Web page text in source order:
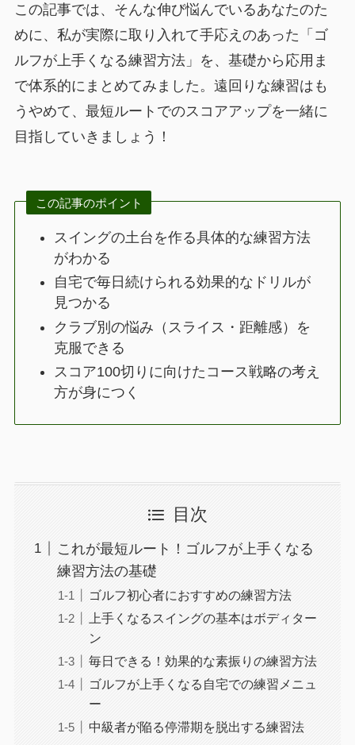
この記事では、そんな伸び悩んでいるあなたのた
めに、私が実際に取り入れて手応えのあった「ゴ
ルフが上手くなる練習方法」を、基礎から応用ま
で体系的にまとめてみました。遠回りな練習はも
うやめて、最短ルートでのスコアアップを一緒に
目指していきましょう！
この記事のポイント
スイングの土台を作る具体的な練習方法
がわかる
自宅で毎日続けられる効果的なドリルが
見つかる
クラブ別の悩み（スライス・距離感）を
克服できる
スコア100切りに向けたコース戦略の考え
方が身につく
目次
これが最短ルート！ゴルフが上手くなる
練習方法の基礎
ゴルフ初心者におすすめの練習方法
上手くなるスイングの基本はボディター
ン
毎日できる！効果的な素振りの練習方法
ゴルフが上手くなる自宅での練習メニュ
ー
中級者が陥る停滞期を脱出する練習法